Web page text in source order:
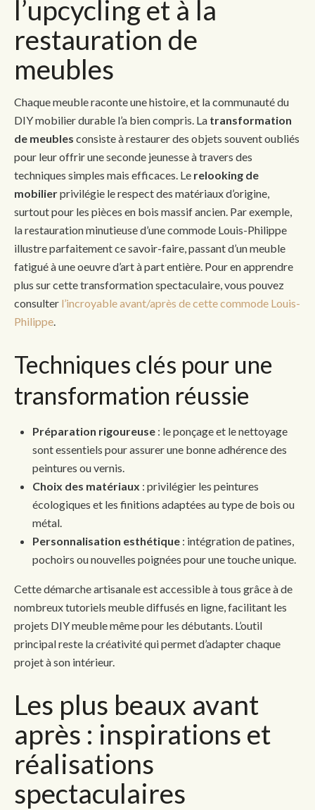
l’upcycling et à la
restauration de
meubles
Chaque meuble raconte une histoire, et la communauté du
DIY mobilier durable l’a bien compris. La transformation
de meubles consiste à restaurer des objets souvent oubliés
pour leur offrir une seconde jeunesse à travers des
techniques simples mais efficaces. Le relooking de
mobilierprivilégie le respect des matériaux d’origine,
surtout pour les pièces en bois massif ancien. Par exemple,
la restauration minutieuse d’une commode Louis-Philippe
illustre parfaitement ce savoir-faire, passant d’un meuble
fatigué à une oeuvre d’art à part entière. Pour en apprendre
plus sur cette transformation spectaculaire, vous pouvez
consulter l’incroyable avant/après de cette commode Louis-
Philippe
Techniques clés pour une
transformation réussie
Préparation rigoureuse : le ponçage et le nettoyage
sont essentiels pour assurer une bonne adhérence des
peintures ou vernis.
Choix des matériaux : privilégier les peintures
écologiques et les finitions adaptées au type de bois ou
métal.
Personnalisation esthétique : intégration de patines,
pochoirs ou nouvelles poignées pour une touche unique.
Cette démarche artisanale est accessible à tous grâce à de
nombreux tutoriels meuble diffusés en ligne, facilitant les
projets DIY meuble même pour les débutants. L’outil
principal reste la créativité qui permet d’adapter chaque
projet à son intérieur.
Les plus beaux avant
après : inspirations et
réalisations
spectaculaires